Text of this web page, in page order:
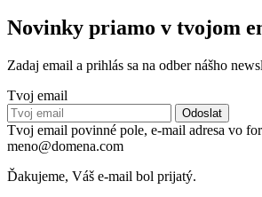
Novinky priamo v tvojom
Zadaj email a prihlás sa na odber nášho
Tvoj email
Tvoj email povinné pole, e-mail adresa vo
meno@domena.com
Ďakujeme, Váš e-mail bol prijatý.